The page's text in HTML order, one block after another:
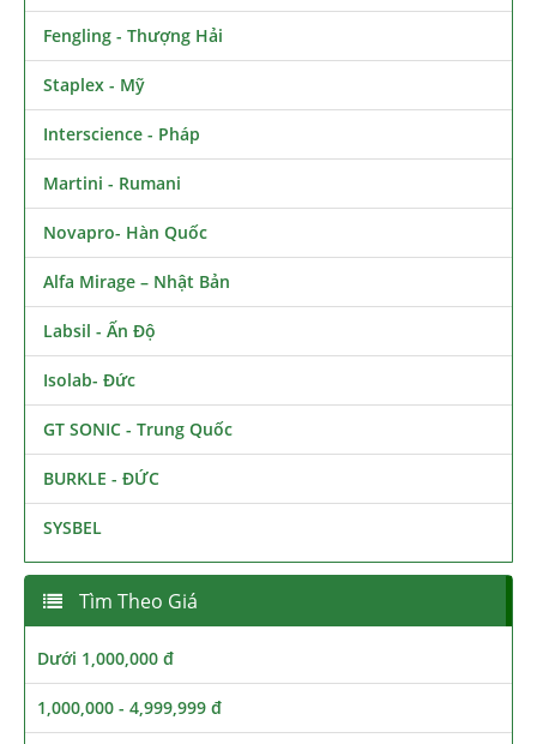
Fengling - Thượng Hải
Staplex - Mỹ
Interscience - Pháp
Martini - Rumani
Novapro- Hàn Quốc
Alfa Mirage – Nhật Bản
Labsil - Ấn Độ
Isolab- Đức
GT SONIC - Trung Quốc
BURKLE - ĐỨC
SYSBEL
Tìm Theo Giá
Dưới 1,000,000 đ
1,000,000 - 4,999,999 đ